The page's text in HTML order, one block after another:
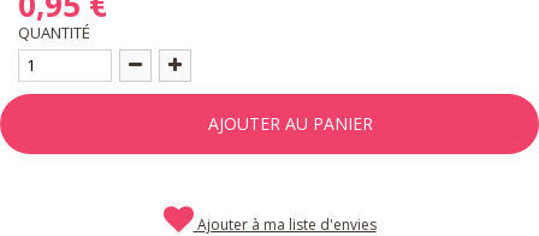
QUANTITÉ
AJOUTER AU PANIER
Ajouter à ma liste d'envies